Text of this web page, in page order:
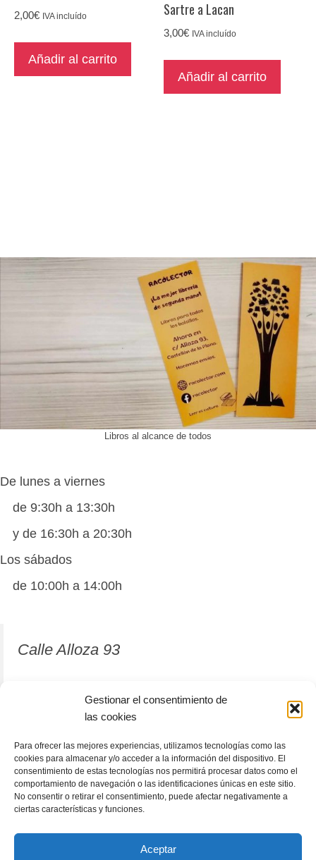
Gestionar el consentimiento de
las cookies
Para ofrecer las mejores experiencias, utilizamos tecnologías como las
cookies para almacenar y/o acceder a la información del dispositivo. El
consentimiento de estas tecnologías nos permitirá procesar datos como el
comportamiento de navegación o las identificaciones únicas en este sitio.
No consentir o retirar el consentimiento, puede afectar negativamente a
ciertas características y funciones.
Aceptar
2,00€ IVA incluído
Añadir al carrito
Sartre a Lacan
3,00€ IVA incluído
Añadir al carrito
Libros al alcance de todos
De lunes a viernes
de 9:30h a 13:30h
y de 16:30h a 20:30h
Los sábados
de 10:00h a 14:00h
Calle Alloza 93
12001 Castellón de la Plana
964 81 37 63